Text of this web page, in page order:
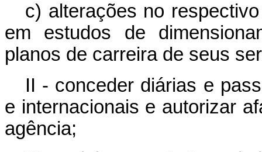
c) alterações no
em estudos de
planos de carreira de seus
II - conceder diárias e
e internacionais e autorizar
agência;